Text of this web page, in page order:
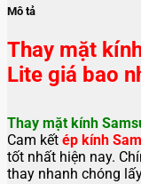
Mô tả
Thay mặt
Lite giá bao
Thay mặt kính
Cam kết ép kính
tốt nhất hiện nay.
thay nhanh chóng